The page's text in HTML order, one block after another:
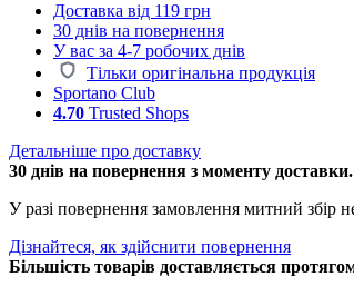
Доставка від 119 грн
30 днів на повернення
У вас за 4-7 робочих днів
Тільки оригінальна продукція
Sportano Club
4.70 Trusted Shops
Детальніше про доставку
30 днів на повернення з моменту доставки.
У разі повернення замовлення митний збір
Дізнайтеся, як здійснити повернення
Більшість товарів доставляється